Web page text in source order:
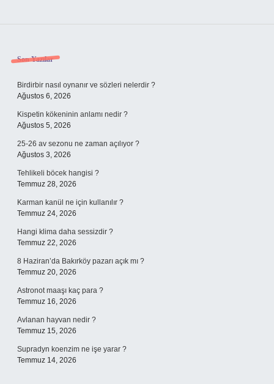
Sidebar
Son Yazılar
Birdirbir nasıl oynanır ve sözleri nelerdir ?
Ağustos 6, 2026
Kispetin kökeninin anlamı nedir ?
Ağustos 5, 2026
25-26 av sezonu ne zaman açılıyor ?
Ağustos 3, 2026
Tehlikeli böcek hangisi ?
Temmuz 28, 2026
Karman kanül ne için kullanılır ?
Temmuz 24, 2026
Hangi klima daha sessizdir ?
Temmuz 22, 2026
8 Haziran’da Bakırköy pazarı açık mı ?
Temmuz 20, 2026
Astronot maaşı kaç para ?
Temmuz 16, 2026
Avlanan hayvan nedir ?
Temmuz 15, 2026
Supradyn koenzim ne işe yarar ?
Temmuz 14, 2026